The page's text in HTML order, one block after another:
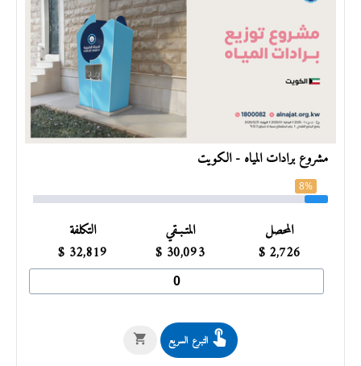
مشروع برادات المياه - الكويت
8%
المحصل
2,726
$
المتـبـقي
30,093
$
التكلفة
32,819
$
التبرع السريع